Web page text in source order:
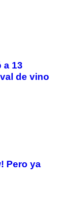
a 13
de vino
Pero ya